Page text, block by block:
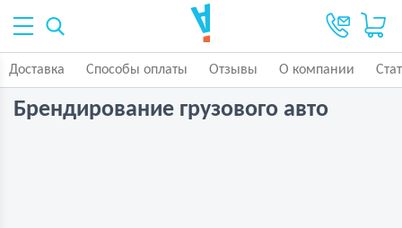
Доставка Способы оплаты Отзывы О компании
Брендирование грузового авто